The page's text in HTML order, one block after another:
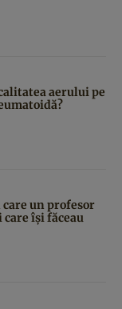
aerului pe
un profesor
își făceau